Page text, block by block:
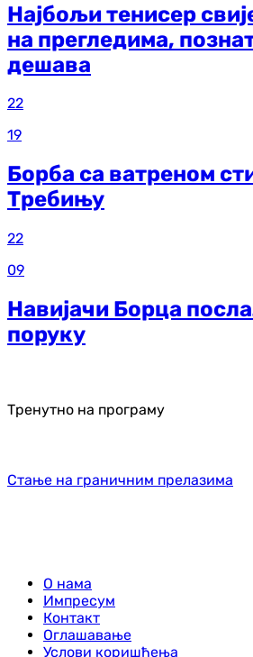
Најбољи тенисер
на прегледима,
дешава
22
19
Борба са ватреном
Требињу
22
09
Навијачи Борца
поруку
Тренутно на програму
Стање на граничним прелазима
О нама
Импресум
Контакт
Оглашавање
Услови коришћења